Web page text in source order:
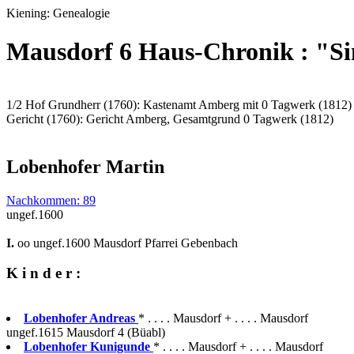
Kiening: Genealogie
Mausdorf 6 Haus-Chronik :
1/2 Hof Grundherr (1760): Kastenamt Amberg mit 0 Tagwerk (1812)
Gericht (1760): Gericht Amberg, Gesamtgrund 0 Tagwerk (1812)
Lobenhofer Martin
Nachkommen: 89
ungef.1600
I. oo ungef.1600 Mausdorf Pfarrei Gebenbach
K i n d e r :
Lobenhofer Andreas * . . . . Mausdorf + . . . . Mausdorf
ungef.1615 Mausdorf 4 (Büabl)
Lobenhofer Kunigunde * . . . . Mausdorf + . . . . Mausdorf